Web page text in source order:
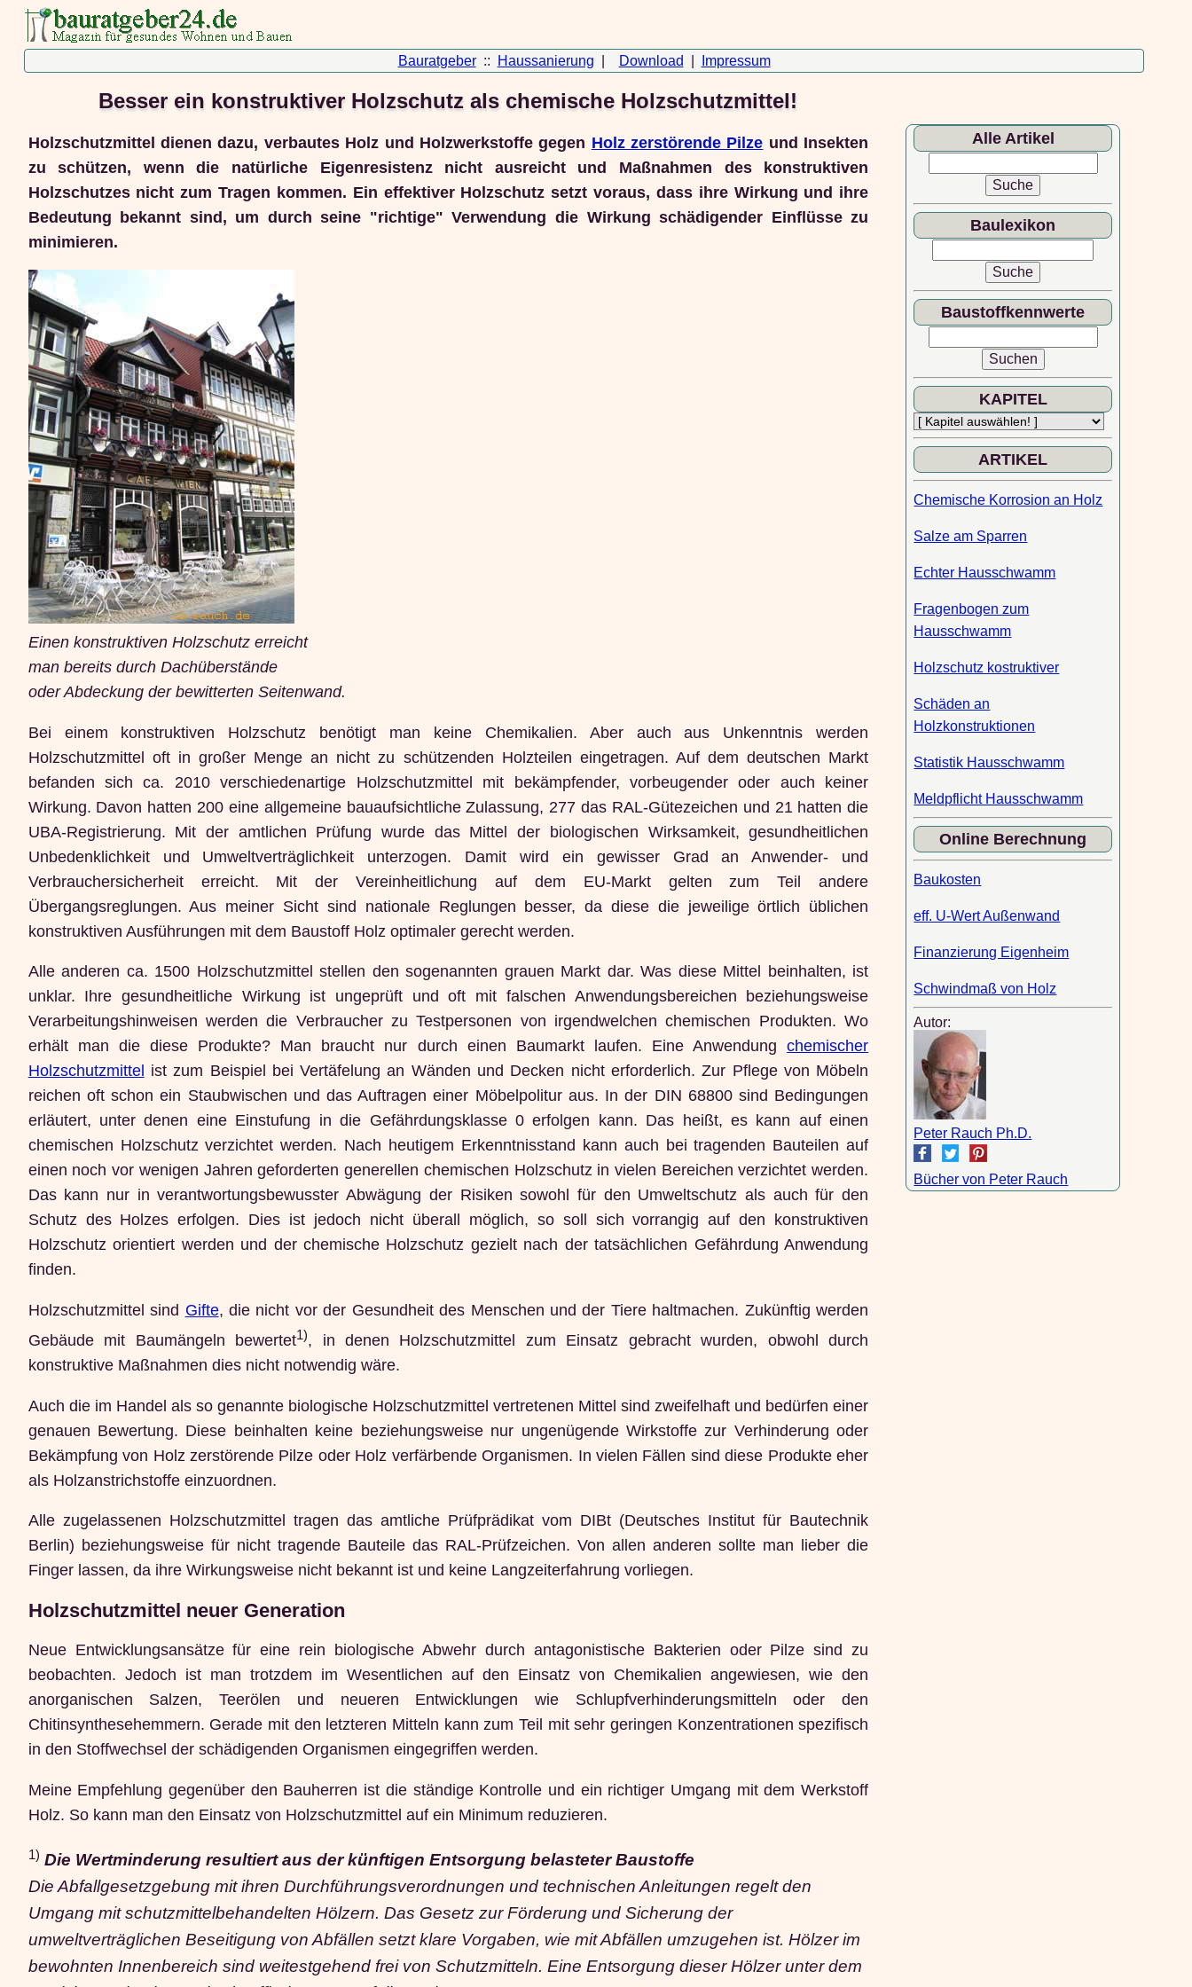
Bauratgeber:: Haussanierung Download Impressum
Besser ein konstruktiver Holzschutz als chemische Holzschutzmittel!
Holzschutzmittel dienen dazu, verbautes Holz und Holzwerkstoffe gegen Holz zerstörende Pilze und Insekten
zu schützen, wenn die natürliche Eigenresistenz nicht ausreicht und Maßnahmen des konstruktiven
Holzschutzes nicht zum Tragen kommen. Ein effektiver Holzschutz setzt voraus, dass ihre Wirkung und ihre
Bedeutung bekannt sind, um durch seine "richtige" Verwendung die Wirkung schädigender Einflüsse zu
minimieren.
Einen konstruktiven Holzschutz erreicht
man bereits durch Dachüberstände
oder Abdeckung der bewitterten Seitenwand.
Bei einem konstruktiven Holzschutz benötigt man keine Chemikalien. Aber auch aus Unkenntnis werden
Holzschutzmittel oft in großer Menge an nicht zu schützenden Holzteilen eingetragen. Auf dem deutschen Markt
befanden sich ca. 2010 verschiedenartige Holzschutzmittel mit bekämpfender, vorbeugender oder auch keiner
Wirkung. Davon hatten 200 eine allgemeine bauaufsichtliche Zulassung, 277 das RAL-Gütezeichen und 21 hatten die
UBA-Registrierung. Mit der amtlichen Prüfung wurde das Mittel der biologischen Wirksamkeit, gesundheitlichen
Unbedenklichkeit und Umweltverträglichkeit unterzogen. Damit wird ein gewisser Grad an Anwender- und
Verbrauchersicherheit erreicht. Mit der Vereinheitlichung auf dem EU-Markt gelten zum Teil andere
Übergangsreglungen. Aus meiner Sicht sind nationale Reglungen besser, da diese die jeweilige örtlich üblichen
konstruktiven Ausführungen mit dem Baustoff Holz optimaler gerecht werden.
Alle anderen ca. 1500 Holzschutzmittel stellen den sogenannten grauen Markt dar. Was diese Mittel beinhalten, ist
unklar. Ihre gesundheitliche Wirkung ist ungeprüft und oft mit falschen Anwendungsbereichen beziehungsweise
Verarbeitungshinweisen werden die Verbraucher zu Testpersonen von irgendwelchen chemischen Produkten. Wo
erhält man die diese Produkte? Man braucht nur durch einen Baumarkt laufen. Eine Anwendungchemischer
Holzschutzmittel ist zum Beispiel bei Vertäfelung an Wänden und Decken nicht erforderlich. Zur Pflege von Möbeln
reichen oft schon ein Staubwischen und das Auftragen einer Möbelpolitur aus. In der DIN 68800 sind Bedingungen
erläutert, unter denen eine Einstufung in die Gefährdungsklasse 0 erfolgen kann. Das heißt, es kann auf einen
chemischen Holzschutz verzichtet werden. Nach heutigem Erkenntnisstand kann auch bei tragenden Bauteilen auf
einen noch vor wenigen Jahren geforderten generellen chemischen Holzschutz in vielen Bereichen verzichtet werden.
Das kann nur in verantwortungsbewusster Abwägung der Risiken sowohl für den Umweltschutz als auch für den
Schutz des Holzes erfolgen. Dies ist jedoch nicht überall möglich, so soll sich vorrangig auf den konstruktiven
Holzschutz orientiert werden und der chemische Holzschutz gezielt nach der tatsächlichen Gefährdung Anwendung
finden.
Holzschutzmittel sind Gifte, die nicht vor der Gesundheit des Menschen und der Tiere haltmachen. Zukünftig werden
Gebäude mit Baumängeln bewertet1), in denen Holzschutzmittel zum Einsatz gebracht wurden, obwohl durch
konstruktive Maßnahmen dies nicht notwendig wäre.
Auch die im Handel als so genannte biologische Holzschutzmittel vertretenen Mittel sind zweifelhaft und bedürfen einer
genauen Bewertung. Diese beinhalten keine beziehungsweise nur ungenügende Wirkstoffe zur Verhinderung oder
Bekämpfung von Holz zerstörende Pilze oder Holz verfärbende Organismen. In vielen Fällen sind diese Produkte eher
als Holzanstrichstoffe einzuordnen.
Alle zugelassenen Holzschutzmittel tragen das amtliche Prüfprädikat vom DIBt (Deutsches Institut für Bautechnik
Berlin) beziehungsweise für nicht tragende Bauteile das RAL-Prüfzeichen. Von allen anderen sollte man lieber die
Finger lassen, da ihre Wirkungsweise nicht bekannt ist und keine Langzeiterfahrung vorliegen.
Holzschutzmittel neuer Generation
Neue Entwicklungsansätze für eine rein biologische Abwehr durch antagonistische Bakterien oder Pilze sind zu
beobachten. Jedoch ist man trotzdem im Wesentlichen auf den Einsatz von Chemikalien angewiesen, wie den
anorganischen Salzen, Teerölen und neueren Entwicklungen wie Schlupfverhinderungsmitteln oder den
Chitinsynthesehemmern. Gerade mit den letzteren Mitteln kann zum Teil mit sehr geringen Konzentrationen spezifisch
in den Stoffwechsel der schädigenden Organismen eingegriffen werden.
Meine Empfehlung gegenüber den Bauherren ist die ständige Kontrolle und ein richtiger Umgang mit dem Werkstoff
Holz. So kann man den Einsatz von Holzschutzmittel auf ein Minimum reduzieren.
1) Die Wertminderung resultiert aus der künftigen Entsorgung belasteter Baustoffe
Die Abfallgesetzgebung mit ihren Durchführungsverordnungen und technischen Anleitungen regelt den
Umgang mit schutzmittelbehandelten Hölzern. Das Gesetz zur Förderung und Sicherung der
umweltverträglichen Beseitigung von Abfällen setzt klare Vorgaben, wie mit Abfällen umzugehen ist. Hölzer im
bewohnten Innenbereich sind weitestgehend frei von Schutzmitteln. Eine Entsorgung dieser Hölzer unter dem
Alle Artikel
Baulexikon
Baustoffkennwerte
KAPITEL
ARTIKEL
Chemische Korrosion an Holz
Salze am Sparren
Echter Hausschwamm
Fragenbogen zum
Hausschwamm
Holzschutz kostruktiver
Schäden an
Holzkonstruktionen
Statistik Hausschwamm
Meldpflicht Hausschwamm
Online Berechnung
Baukosten
eff. U-Wert Außenwand
Finanzierung Eigenheim
Schwindmaß von Holz
Autor:
Peter Rauch Ph.D.
Bücher von Peter Rauch